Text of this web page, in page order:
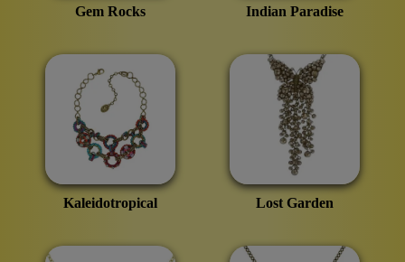
Gem Rocks Indian Paradise
Kaleidotropical Lost Garden